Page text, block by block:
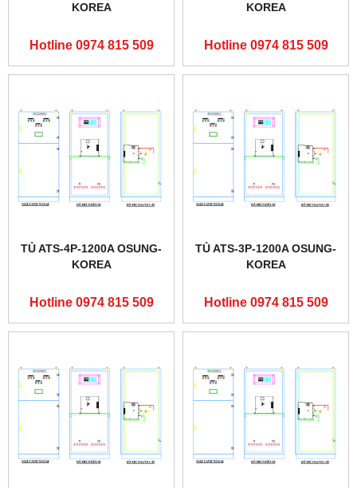
KOREA
Hotline 0974 815 509
KOREA
Hotline 0974 815 509
TỦ ATS-4P-1200A OSUNG-
KOREA
Hotline 0974 815 509
TỦ ATS-3P-1200A OSUNG-
KOREA
Hotline 0974 815 509